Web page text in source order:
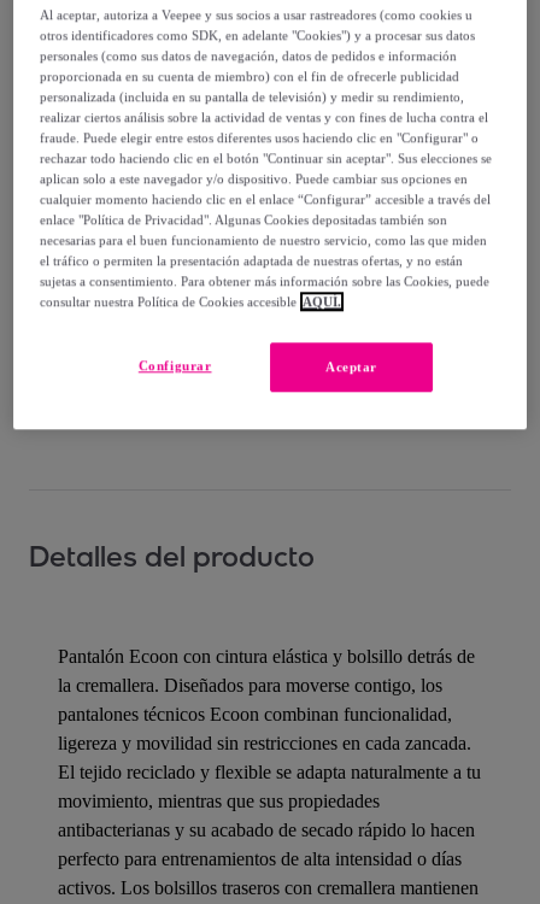
-77
Vendido porDiseño de producto tecnico
Entrega
Entrega desde6,05 €
Gratis desde 66,55 € de compra
y el19/08
Detalles del producto
Pantalón Ecoon con cintura elástica y bolsillo detrás de
la cremallera. Diseñados para moverse contigo, los
pantalones técnicos Ecoon combinan funcionalidad,
ligereza y movilidad sin restricciones en cada zancada.
El tejido reciclado y flexible se adapta naturalmente a tu
movimiento, mientras que sus propiedades
antibacterianas y su acabado de secado rápido lo hacen
perfecto para entrenamientos de alta intensidad o días
activos. Los bolsillos traseros con cremallera mantienen
Al aceptar, autoriza a Veepee y sus socios a usar rastreadores (como cookies u
otros identificadores como SDK, en adelante "Cookies") y a procesar sus datos
personales (como sus datos de navegación, datos de pedidos e información
proporcionada en su cuenta de miembro) con el fin de ofrecerle publicidad
personalizada (incluida en su pantalla de televisión) y medir su rendimiento,
realizar ciertos análisis sobre la actividad de ventas y con fines de lucha contra el
fraude. Puede elegir entre estos diferentes usos haciendo clic en "Configurar" o
rechazar todo haciendo clic en el botón "Continuar sin aceptar". Sus elecciones se
aplican solo a este navegador y/o dispositivo. Puede cambiar sus opciones en
cualquier momento haciendo clic en el enlace “Configurar” accesible a través del
enlace "Política de Privacidad". Algunas Cookies depositadas también son
necesarias para el buen funcionamiento de nuestro servicio, como las que miden
el tráfico o permiten la presentación adaptada de nuestras ofertas, y no están
sujetas a consentimiento. Para obtener más información sobre las Cookies, puede
consultar nuestra Política de Cookies accesible AQUÍ.
Aceptar
Configurar